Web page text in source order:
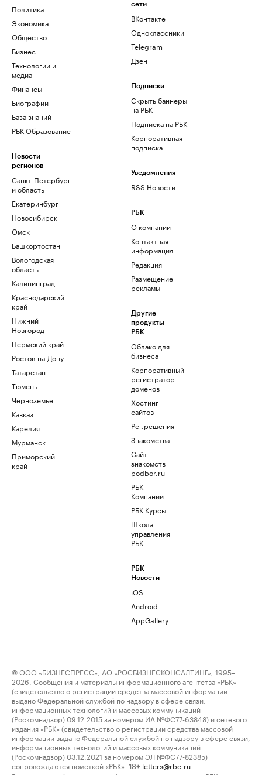
Политика
Экономика
Общество
Бизнес
Технологии и
медиа
Финансы
Биографии
База знаний
РБК Образование
Новости
регионов
Санкт-Петербург
и область
Екатеринбург
Новосибирск
Омск
Башкортостан
Вологодская
область
Калининград
Краснодарский
край
Нижний
Новгород
Пермский край
Ростов-на-Дону
Татарстан
Тюмень
Черноземье
Кавказ
Карелия
Мурманск
Приморский
край
сети
ВКонтакте
Одноклассники
Telegram
Дзен
Подписки
Скрыть баннеры
на РБК
Подписка на РБК
Корпоративная
подписка
Уведомления
RSS Новости
РБК
О компании
Контактная
информация
Редакция
Размещение
рекламы
Другие
продукты
РБК
Облако для
бизнеса
Корпоративный
регистратор
доменов
Хостинг
сайтов
Рег.решения
Знакомства
Сайт
знакомств
podbor.ru
РБК
Компании
РБК Курсы
Школа
управления
РБК
РБК
Новости
iOS
Android
AppGallery
© ООО «БИЗНЕСПРЕСС», АО «РОСБИЗНЕСКОНСАЛТИНГ», 1995–
2026. Сообщения и материалы информационного агентства «РБК»
(свидетельство о регистрации средства массовой информации
выдано Федеральной службой по надзору в сфере связи,
информационных технологий и массовых коммуникаций
(Роскомнадзор) 09.12.2015 за номером ИА №ФС77-63848) и сетевого
издания «РБК» (свидетельство о регистрации средства массовой
информации выдано Федеральной службой по надзору в сфере связи,
информационных технологий и массовых коммуникаций
(Роскомнадзор) 03.12.2021 за номером ЭЛ №ФС77-82385)
сопровождаются пометкой «РБК».
18+ letters@rbc.ru